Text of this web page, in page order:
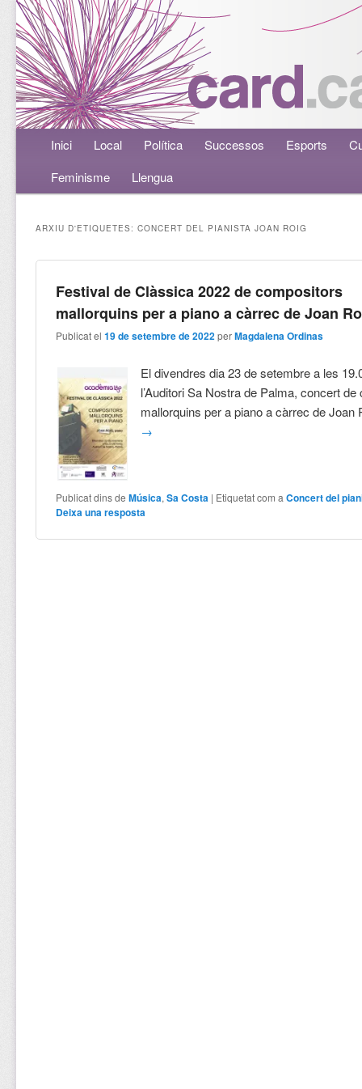
Menú principalAneu al contingut principal
Aneu al contingut secundari
Inici Local Política Successos Esports
Feminisme
Llengua
ARXIU D'ETIQUETES:CONCERT DEL PIANISTA JOAN ROIG
Festival de Clàssica 2022 de compositors
mallorquins per a piano a càrrec de Joan
Publicat el19 de setembre de 2022 perMagdalena Ordinas
El divendres dia 23 de setembre a les
l’Auditori Sa Nostra de Palma, concert
mallorquins per a piano a càrrec de Joan
→
Publicat dins de Música,Sa Costa | Etiquetat com a Concert del
Deixa una resposta